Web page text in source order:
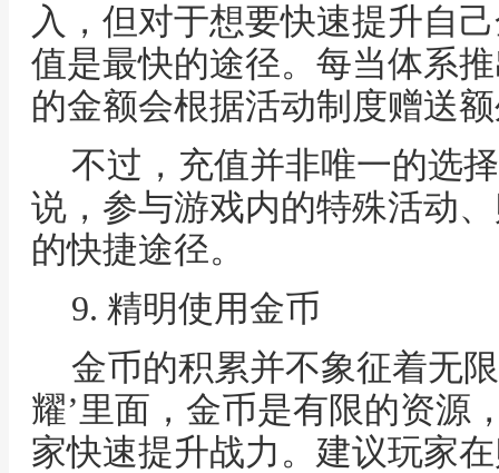
入，但对于想要快速提升自
值是最快的途径。每当体系
的金额会根据活动制度赠送
不过，充值并非唯一的选
说，参与游戏内的特殊活动
的快捷途径。
9. 精明使用金币
金币的积累并不象征着无
耀’里面，金币是有限的资源
家快速提升战力。建议玩家